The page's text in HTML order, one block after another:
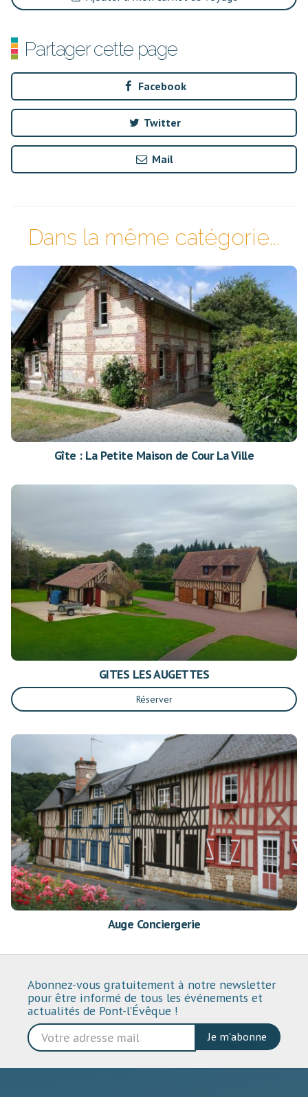
Partager cette page
Facebook
Twitter
Mail
Dans la même catégorie...
Gîte : La Petite Maison de Cour La Ville
GITES LES AUGETTES
Réserver
Auge Conciergerie
Abonnez-vous gratuitement à notre newsletter
pour être informé de tous les événements et
actualités de Pont-l’Évêque !
Je m'abonne